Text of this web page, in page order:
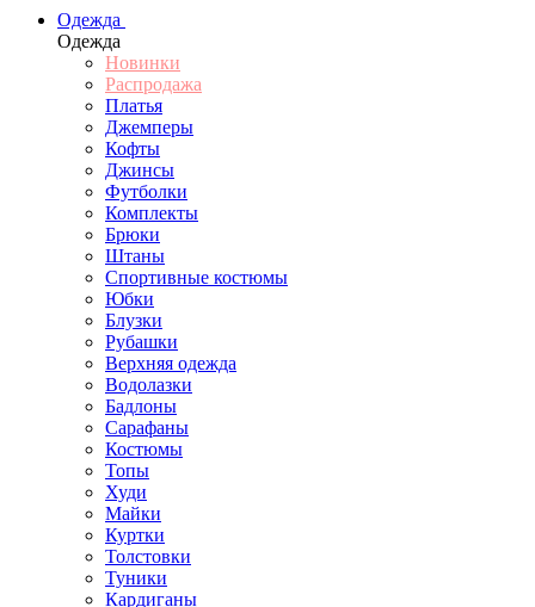
Одежда
Одежда
Новинки
Распродажа
Платья
Джемперы
Кофты
Джинсы
Футболки
Комплекты
Брюки
Штаны
Спортивные костюмы
Юбки
Блузки
Рубашки
Верхняя одежда
Водолазки
Бадлоны
Сарафаны
Костюмы
Топы
Худи
Майки
Куртки
Толстовки
Туники
Кардиганы